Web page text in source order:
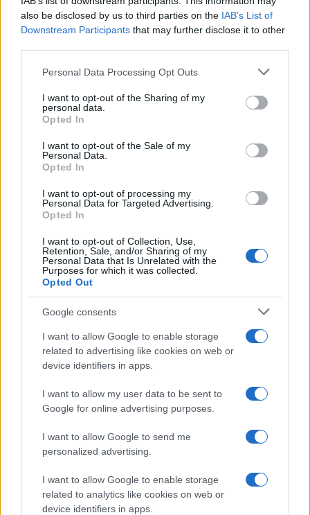
also be disclosed by us to third parties on the IAB’s List of
Downstream Participants that may further disclose it to other
Please note that this website/app uses one or more Google
not limited to your visit or usage behaviour. You may click to
grant or deny consent to Google and its third-party tags to
use your data for below specified purposes in below Google
consent section.
Personal Data Processing Opt Outs
I want to opt-out of the Sharing of my
personal data.
Opted In
I want to opt-out of the Sale of my
Personal Data.
Opted In
I want to opt-out of processing my
Personal Data for Targeted Advertising.
Opted In
I want to opt-out of Collection, Use,
Retention, Sale, and/or Sharing of my
Personal Data that Is Unrelated with the
Purposes for which it was collected.
Opted Out
Google consents
I want to allow Google to enable storage
related to advertising like cookies on web or
device identifiers in apps.
I want to allow my user data to be sent to
Google for online advertising purposes.
I want to allow Google to send me
personalized advertising.
I want to allow Google to enable storage
related to analytics like cookies on web or
device identifiers in apps.
Τελευταία άρθρα
Εύκολες ιδέες για αρχάριους: εκλεκτικό
στιλ με γήινες αποχρώσεις στη διακόσμηση
Ταψί γλυκό με βανίλια και τραγανή
κρούστα
τον χώρο πιο όμορφο και πιο «δικό σας»
Japandi ζεστασιά στο παιδικό δωμάτιο:
ιδέες διακόσμησης με καλάθια που κάνουν
τη διαφορά
καλάθια: έξυπνες ιδέες για τάξη, ζεστασιά
και στυλ